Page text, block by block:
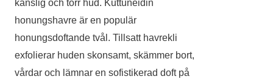
känslig och torr hud. Kuttuneidin
honungshavre är en populär
honungsdoftande tvål. Tillsatt havrekli
exfolierar hudenskonsamt,skämmer bort,
vårdar och lämnar en sofistikerad doft på